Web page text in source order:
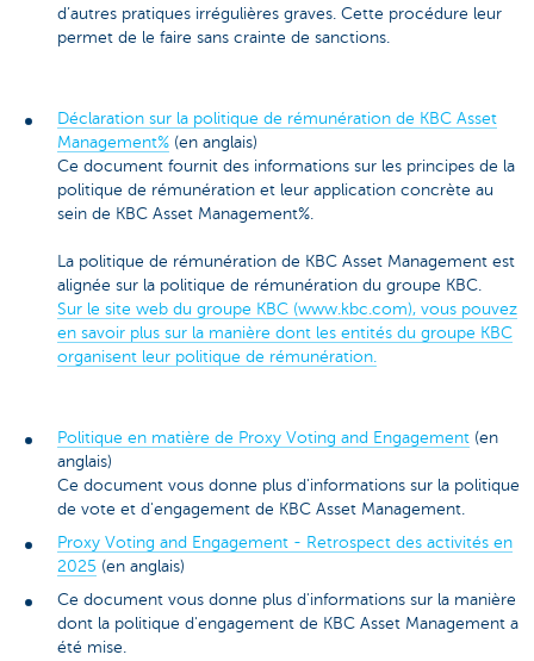
d’autres pratiques irrégulières graves. Cette procédure leur
permet de le faire sans crainte de sanctions.
Déclaration sur la politique de rémunération de KBC Asset
Management% (en anglais)
Ce document fournit des informations sur les principes de la
politique de rémunération et leur application concrète au
sein de KBC Asset Management%.
La politique de rémunération de KBC Asset Management est
alignée sur la politique de rémunération du groupe KBC.
Sur le site web du groupe KBC (www.kbc.com), vous pouvez
en savoir plus sur la manière dont les entités du groupe KBC
organisent leur politique de rémunération.
Politique en matière de Proxy Voting and Engagement (en
anglais)
Ce document vous donne plus d'informations sur la politique
de vote et d'engagement de KBC Asset Management.
Proxy Voting and Engagement - Retrospect des activités en
2025 (en anglais)
Ce document vous donne plus d'informations sur la manière
dont la politique d'engagement de KBC Asset Management a
été mise.